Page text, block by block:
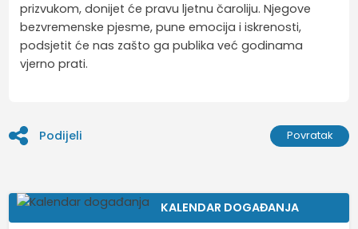
prizvukom, donijet će pravu ljetnu čaroliju. Njegove
bezvremenske pjesme, pune emocija i iskrenosti,
podsjetit će nas zašto ga publika već godinama
vjerno prati.
Podijeli Povratak
KALENDAR DOGAĐANJA